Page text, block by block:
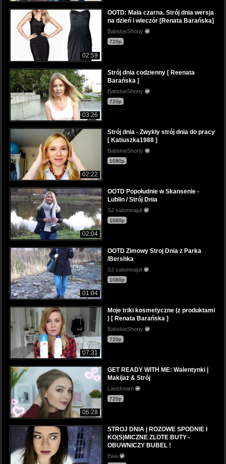
02:59
OOTD: Mała czarna. Strój dnia wersja
na dzień i wieczór [Renata Barańska]
BabskieShorty
720p
03:26
Strój dnia codzienny [ Reenata
Barańska ]
BabskieShorty
720p
02:22
Strój dnia - Zwykły strój dnia do pracy
[ Katiuszka1988 ]
BabskieShorty
1080p
02:04
OOTD Popołudnie w Skansenie -
Lublin / Strój Dnia
SJ salomeajuli
1080p
01:04
OOTD Zimowy Stroj Dnia z Parka
/Bershka
SJ salomeajuli
1080p
07:31
Moje triki kosmetyczne (z produktami
) [ Renata Barańska ]
BabskieShorty
720p
06:28
GET READY WITH ME: Walentynki |
Makijaż & Strój
Lastdream
720p
STROJ DNIA | ROZOWE SPODNIE I
KO(S)MICZNE ZLOTE BUTY -
OBUWNICZY BUBEL !
Ewa